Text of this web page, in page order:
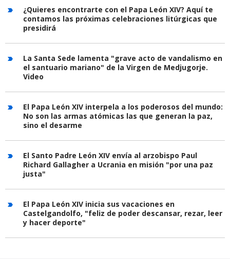
¿Quieres encontrarte con el Papa León XIV? Aquí te
contamos las próximas celebraciones litúrgicas que
presidirá
La Santa Sede lamenta "grave acto de vandalismo en
el santuario mariano" de la Virgen de Medjugorje.
Video
El Papa León XIV interpela a los poderosos del mundo:
No son las armas atómicas las que generan la paz,
sino el desarme
El Santo Padre León XIV envía al arzobispo Paul
Richard Gallagher a Ucrania en misión "por una paz
justa"
El Papa León XIV inicia sus vacaciones en
Castelgandolfo, "feliz de poder descansar, rezar, leer
y hacer deporte"